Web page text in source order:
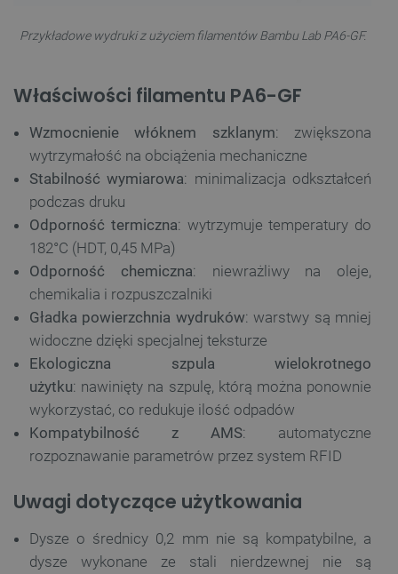
Przykładowe wydruki z użyciem filamentów Bambu Lab PA6-GF.
Właściwości filamentu PA6-GF
Wzmocnienie włóknem szklanym: zwiększona
wytrzymałość na obciążenia mechaniczne
Stabilność wymiarowa: minimalizacja odkształceń
podczas druku
Odporność termiczna: wytrzymuje temperatury do
182°C (HDT, 0,45 MPa)
Odporność chemiczna: niewrażliwy na oleje,
chemikalia i rozpuszczalniki
Gładka powierzchnia wydruków: warstwy są mniej
widoczne dzięki specjalnej teksturze
Ekologiczna szpula wielokrotnego
użytku: nawinięty na szpulę, którą można ponownie
wykorzystać, co redukuje ilość odpadów
Kompatybilność z AMS: automatyczne
rozpoznawanie parametrów przez system RFID
Uwagi dotyczące użytkowania
Dysze o średnicy 0,2 mm nie są kompatybilne, a
dysze wykonane ze stali nierdzewnej nie są